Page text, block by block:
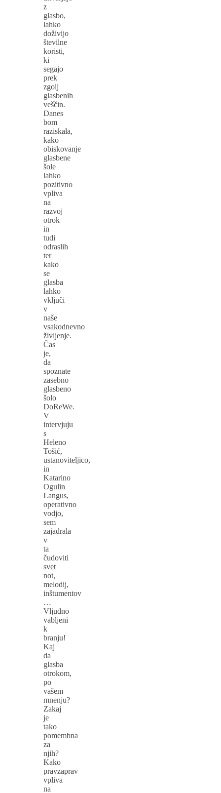
z
glasbo,
lahko
doživijo
številne
koristi,
ki
segajo
prek
zgolj
glasbenih
veščin.
Danes
bom
raziskala,
kako
obiskovanje
glasbene
šole
lahko
pozitivno
vpliva
na
razvoj
otrok
in
tudi
odraslih
ter
kako
se
glasba
lahko
vključi
v
naše
vsakodnevno
življenje.
Čas
je,
da
spoznate
zasebno
glasbeno
šolo
DoReWe.
V
intervjuju
s
Heleno
Tošić,
ustanoviteljico,
in
Katarino
Ogulin
Langus,
operativno
vodjo,
sem
zajadrala
v
ta
čudoviti
svet
not,
melodij,
inštumentov
…
Vljudno
vabljeni
k
branju!
Kaj
da
glasba
otrokom,
po
vašem
mnenju?
Zakaj
je
tako
pomembna
za
njih?
Kako
pravzaprav
vpliva
na